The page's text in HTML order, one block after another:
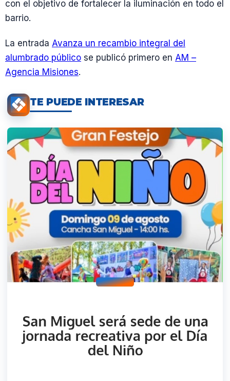
con el objetivo de fortalecer la iluminación en todo el
barrio.
La entrada Avanza un recambio integral del
alumbrado público se publicó primero en AM –
Agencia Misiones.
TE PUEDE INTERESAR